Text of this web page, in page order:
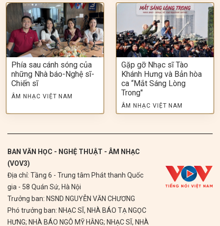
Phía sau cánh sóng của
những Nhà báo-Nghệ sĩ-
Chiến sĩ
ÂM NHẠC VIỆT NAM
Gặp gỡ Nhạc sĩ Tào
Khánh Hưng và Bản hòa
ca “Mắt Sáng Lòng
Trong"
ÂM NHẠC VIỆT NAM
BAN VĂN HỌC - NGHỆ THUẬT - ÂM NHẠC
(VOV3)
Địa chỉ: Tầng 6 - Trung tâm Phát thanh Quốc
gia - 58 Quán Sứ, Hà Nội
Trưởng ban: NSND NGUYỄN VĂN CHƯƠNG
Phó trưởng ban: NHẠC SĨ, NHÀ BÁO TẠ NGỌC
HƯNG; NHÀ BÁO NGÔ MỸ HẰNG; NHẠC SĨ, NHÀ